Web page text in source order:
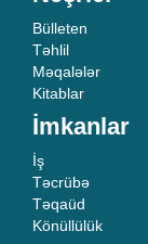
Bülleten
Təhlil
Məqalələr
Kitablar
İmkanlar
İş
Təcrübə
Təqaüd
Könüllülük